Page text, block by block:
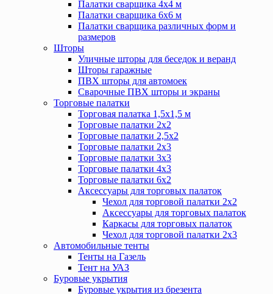
Палатки сварщика 4х4 м
Палатки сварщика 6х6 м
Палатки сварщика различных форм и
размеров
Шторы
Уличные шторы для беседок и веранд
Шторы гаражные
ПВХ шторы для автомоек
Сварочные ПВХ шторы и экраны
Торговые палатки
Торговая палатка 1,5х1,5 м
Торговые палатки 2х2
Торговые палатки 2,5х2
Торговые палатки 2х3
Торговые палатки 3х3
Торговые палатки 4х3
Торговые палатки 6х2
Аксессуары для торговых палаток
Чехол для торговой палатки 2х2
Аксессуары для торговых палаток
Каркасы для торговых палаток
Чехол для торговой палатки 2х3
Автомобильные тенты
Тенты на Газель
Тент на УАЗ
Буровые укрытия
Буровые укрытия из брезента